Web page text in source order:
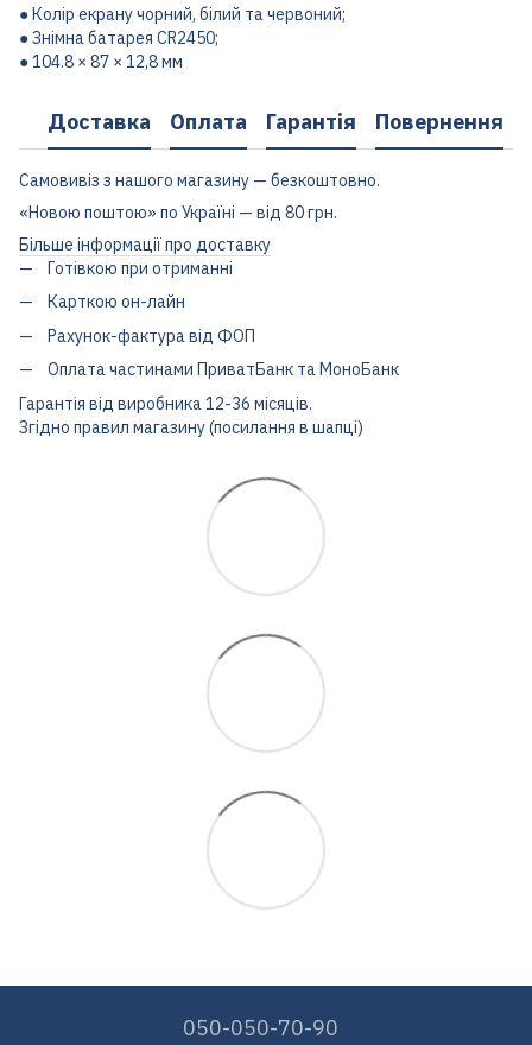
● Колір екрану чорний, білий та червоний;
● Знімна батарея CR2450;
● 104.8 × 87 × 12,8 мм
Доставка Оплата Гарантія Повернення
Самовивіз з нашого магазину — безкоштовно.
«Новою поштою» по Україні — від 80 грн.
Більше інформації про доставку
Готівкою при отриманні
Карткою он-лайн
Рахунок-фактура від ФОП
Оплата частинами ПриватБанк та МоноБанк
Гарантія від виробника 12-36 місяців.
Згідно правил магазину (посилання в шапці)
050-050-70-90